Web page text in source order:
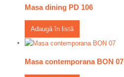
Masa dining PD 106
Adaugă în listă
Masa contemporana BON 07